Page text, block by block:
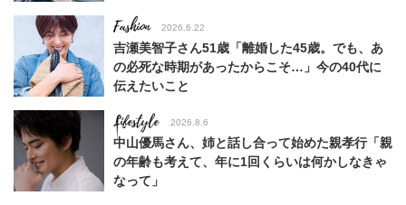
Fashion 2026.6.22
吉瀬美智子さん51歳「離婚した45歳。でも、あ
の必死な時期があったからこそ…」今の40代に
伝えたいこと
Lifestyle 2026.8.6
中山優馬さん、姉と話し合って始めた親孝行「親
の年齢も考えて、年に1回くらいは何かしなきゃ
なって」